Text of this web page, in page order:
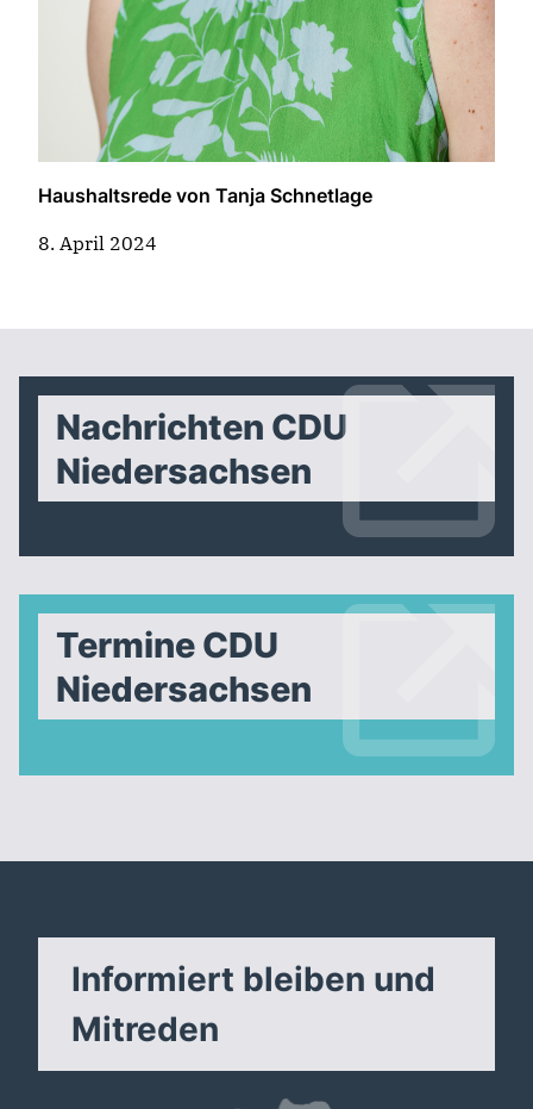
Haushaltsrede von Tanja Schnetlage
8. April 2024
Nachrichten CDU
Niedersachsen
Termine CDU
Niedersachsen
Informiert bleiben und
Mitreden